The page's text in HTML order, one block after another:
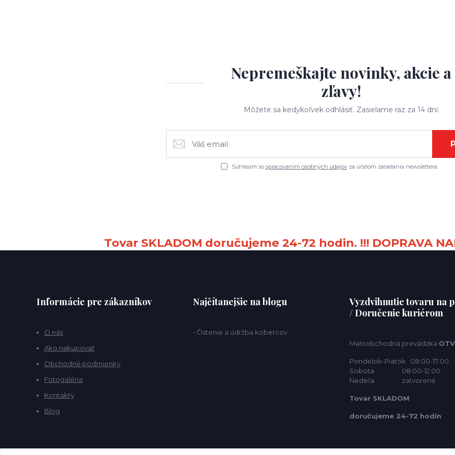
Nepremeškajte novinky, akcie a
zľavy!
Môžete sa kedykoľvek odhlásiť. Zasielame raz za 14 dní.
Súhlasím so spracovaním osobných údajovza účelom zasielania newslettera.
Tovar SKLADOM doručujeme 24-72 hodin. !!! DOPRAVA
Informácie pre zákazníkov
O nás
Ako nakupovať
Obchodné podmienky
Fotogaléria
Kontakty
Blog
Najčítanejšie na blogu
• Čistenie a údržba kobercov
Vyzdvihnutie tovaru na
/ Doručenie kuriérom
Maloobchodná prevádzka
Pondelok-Piatok 08:00-17:00
Sobota 08:00-12:00
Nedeľa zatvorené
Tovar SKLADOM
doručujeme 24-72 hodín